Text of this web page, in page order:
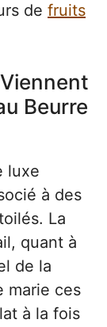
de fruits
Viennent
Beurre
luxe
à des
La
quant à
de la
marie ces
à la fois